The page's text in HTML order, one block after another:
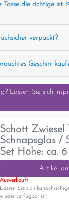
Tasse die richtige ist.
verpackt?
Geschirr
Lassen Sie sich
Schott Zwiesel
Schnapsglas /
Set Höhe: ca. 6
Artikel
Ausverkauft
Lassen Sie sich
wieder verfügbar ist.